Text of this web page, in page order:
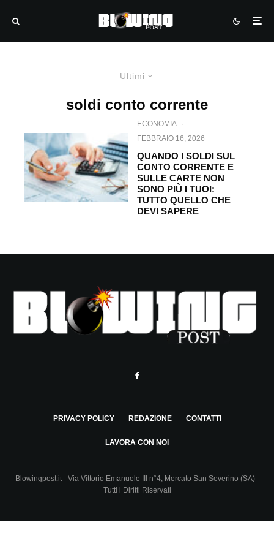
Ultimi
soldi conto corrente
ECONOMIA ·
FEBBRAIO 16, 2026
QUANDO I SOLDI SUL
CONTO CORRENTE E
SULLE CARTE NON
SONO PIÙ I TUOI:
TUTTO QUELLO CHE
DEVI SAPERE
PRIVACY POLICY REDAZIONE CONTATTI
LAVORA CON NOI
Blowingpost.it - Via Vittorio Emanuele III n°4, Mercato San Severino (SA) -
Tutti i Diritti Riservati